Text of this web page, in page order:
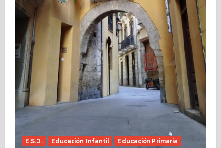
E.S.O. Educación Infantil
Educación Primaria